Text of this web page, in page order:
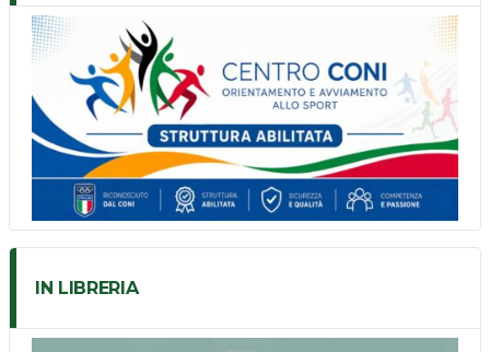
IN LIBRERIA